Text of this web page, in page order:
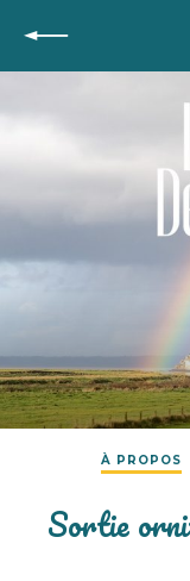
Retour
À PROPOS
Sortie